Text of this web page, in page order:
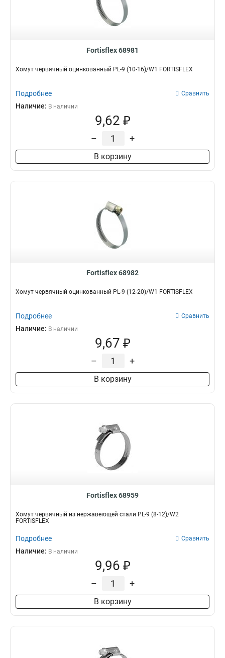
Fortisflex 68981
Хомут червячный оцинкованный PL-9 (10-16)/W1 FORTISFLEX
Подробнее Сравнить
Наличие: В наличии
9,62 ₽
– +
В корзину
Fortisflex 68982
Хомут червячный оцинкованный PL-9 (12-20)/W1 FORTISFLEX
Подробнее Сравнить
Наличие: В наличии
9,67 ₽
– +
В корзину
Fortisflex 68959
Хомут червячный из нержавеющей стали PL-9 (8-12)/W2
FORTISFLEX
Подробнее Сравнить
Наличие: В наличии
9,96 ₽
– +
В корзину